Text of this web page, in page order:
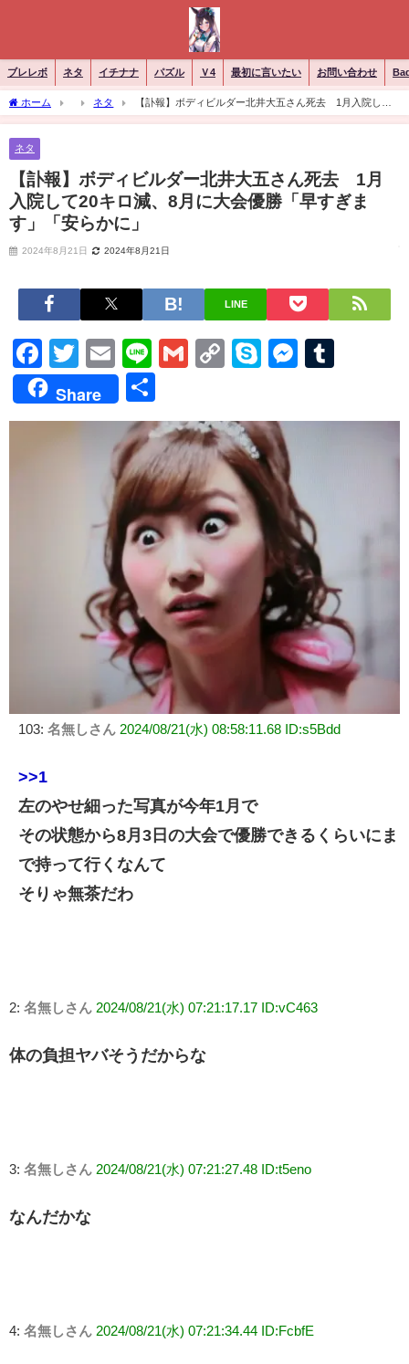
ブレレボ ネタ イチナナ パズル Ｖ4 最初に言いたい お問い合わせ
ホーム ネタ
【訃報】ボディビルダー北井大五さん死去 1月入院して
20キロ減、8月に大会優勝「早すぎます」「安らかに」
ネタ
【訃報】ボディビルダー北井大五さん死去 1月
入院して20キロ減、8月に大会優勝「早すぎま
す」「安らかに」
2024年8月21日 2024年8月21日
LINE
Facebook
Twitter
EmailLineGmailCopySkype
Share
有
103: 名無しさん 2024/08/21(水) 08:58:11.68 ID:s5Bdd
>>1
左のやせ細った写真が今年1月で
その状態から8月3日の大会で優勝できるくらいにま
で持って行くなんて
そりゃ無茶だわ
2: 名無しさん 2024/08/21(水) 07:21:17.17 ID:vC463
体の負担ヤバそうだからな
3: 名無しさん 2024/08/21(水) 07:21:27.48 ID:t5eno
なんだかな
4: 名無しさん 2024/08/21(水) 07:21:34.44 ID:FcbfE